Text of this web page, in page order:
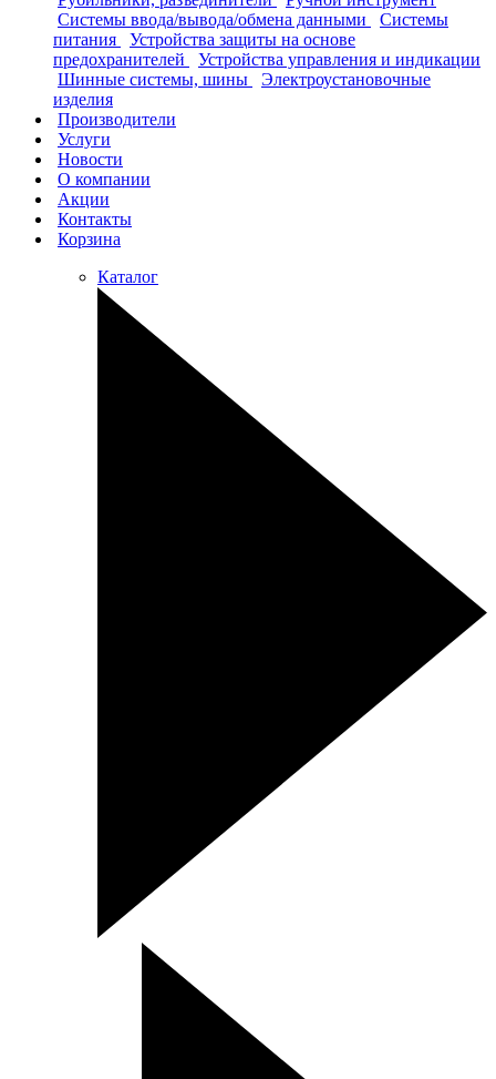
Системы ввода/вывода/обмена данными
Системы
питания
Устройства защиты на основе
предохранителей
Устройства управления и индикации
Шинные системы, шины
Электроустановочные
изделия
Производители
Услуги
Новости
О компании
Акции
Контакты
Корзина
Каталог